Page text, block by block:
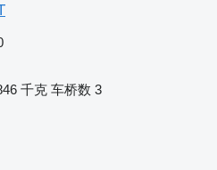
千克 车桥数 3